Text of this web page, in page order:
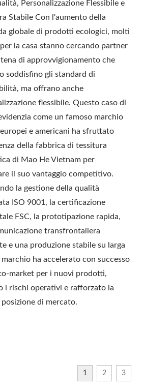
Personalizzazione Flessibile e
Stabile Con l'aumento della
globale di prodotti ecologici, molti
la casa stanno cercando partner
di approvvigionamento che
soddisfino gli standard di
ma offrano anche
flessibile. Questo caso di
come un famoso marchio
e americani ha sfruttato
della fabbrica di tessitura
di Mao He Vietnam per
il suo vantaggio competitivo.
la gestione della qualità
ISO 9001, la certificazione
FSC, la prototipazione rapida,
transfrontaliera
e una produzione stabile su larga
marchio ha accelerato con successo
market per i nuovi prodotti,
i rischi operativi e rafforzato la
di mercato.
1 2 3